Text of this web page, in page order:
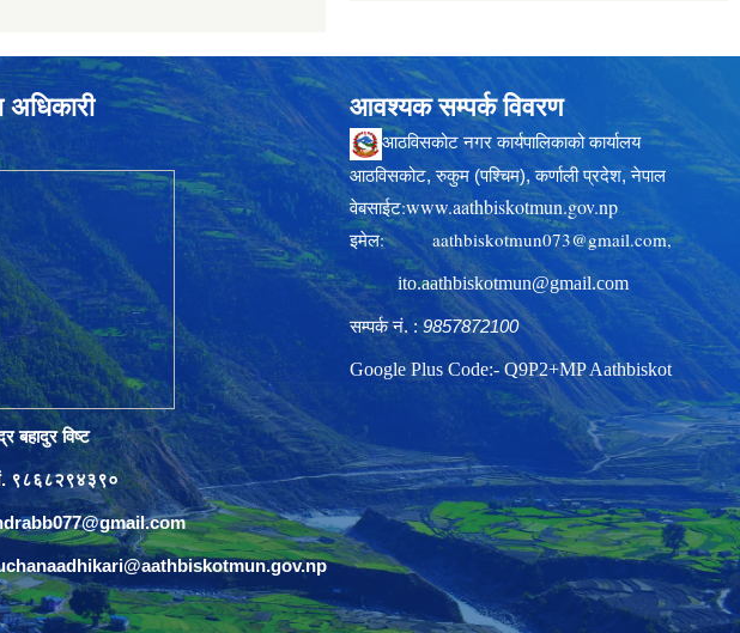
बहादुर विष्ट
९८६८२९४३९०
आवश्यक सम्पर्क विवरण
आठविसकोट नगर कार्यपालिकाको कार्यालय
आठविसकोट, रुकुम (पश्चिम), कर्णाली प्रदेश, नेपाल
वेबसाईट:www.aathbiskotmun.gov.np
इमेल: aathbiskotmun073@gmail.com,
ito.aathbiskotmun@gmail.com
सम्पर्क नं. :9857872100
Google Plus Code:- Q9P2+MP Aathbiskot